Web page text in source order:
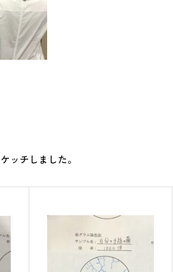
ッチしました。